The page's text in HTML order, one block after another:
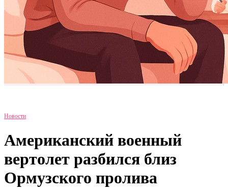
Новости
Американский военный
вертолет разбился близ
Ормузского пролива